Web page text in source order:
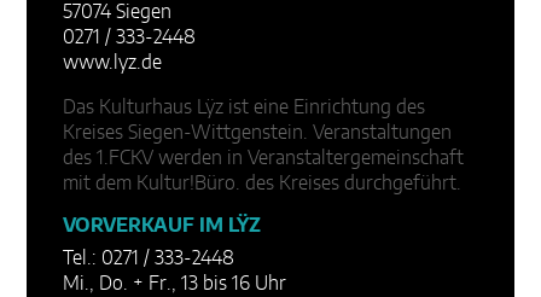
57074 Siegen
0271 / 333-2448
www.lyz.de
Das Kulturhaus Lÿz ist eine Einrichtung des
Kreises Siegen-Wittgenstein. Veranstaltungen
des 1.FCKV werden in Veranstaltergemeinschaft
mit dem Kultur!Büro. des Kreises durchgeführt.
VORVERKAUF IM LŸZ
Tel.: 0271 / 333-2448
Mi., Do. + Fr., 13 bis 16 Uhr